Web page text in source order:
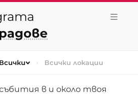
Всички › Всички локации
в и около твоя